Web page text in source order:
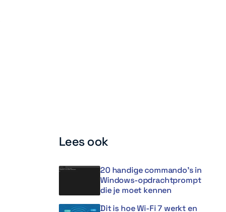
Lees ook
20 handige commando’s in
Windows-opdrachtprompt
die je moet kennen
Dit is hoe Wi-Fi 7 werkt en